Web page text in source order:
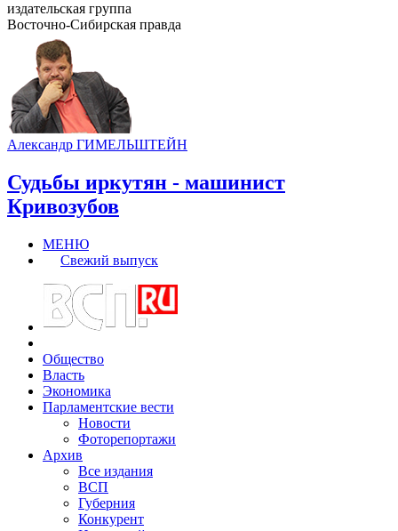
издательская группа
Восточно-Сибирская правда
Александр ГИМЕЛЬШТЕЙН
Судьбы иркутян - машинист
Кривозубов
МЕНЮ
Свежий выпуск
Общество
Власть
Экономика
Парламентские вести
Новости
Фоторепортажи
Архив
Все издания
ВСП
Губерния
Конкурент